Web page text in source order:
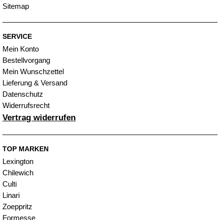
Sitemap
SERVICE
Mein Konto
Bestellvorgang
Mein Wunschzettel
Lieferung & Versand
Datenschutz
Widerrufsrecht
Vertrag widerrufen
TOP MARKEN
Lexington
Chilewich
Culti
Linari
Zoeppritz
Formesse